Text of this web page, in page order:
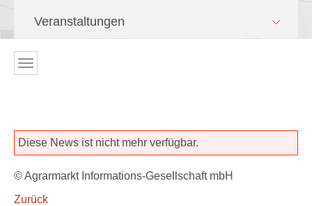
Veranstaltungen
Diese News ist nicht mehr verfügbar.
© Agrarmarkt Informations-Gesellschaft mbH
Zurück